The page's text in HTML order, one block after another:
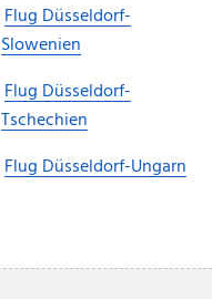
Flug Düsseldorf-
Slowenien
Flug Düsseldorf-
Tschechien
Flug Düsseldorf-Ungarn